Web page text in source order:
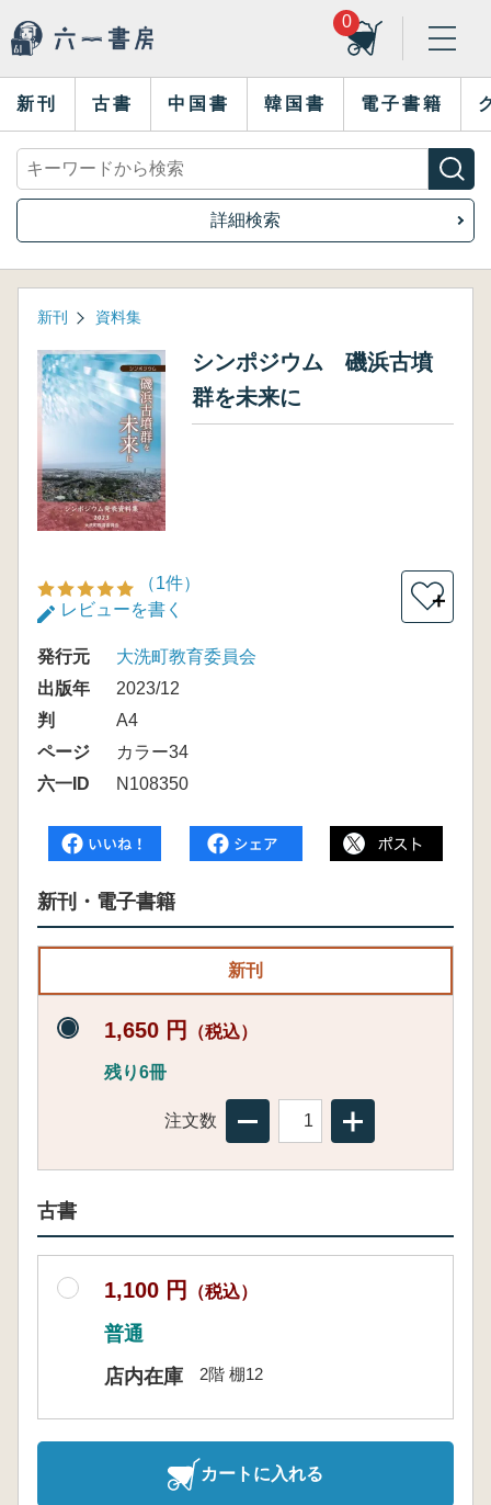
0
新刊 古書 中国書 韓国書 電子書籍
詳細検索
新刊 資料集
シンポジウム 磯浜古墳
群を未来に
（1件）
レビューを書く
＋
発行元
大洗町教育委員会
出版年
2023/12
判
A4
ページ
カラー34
六一ID
N108350
新刊・電子書籍
新刊
1,650 円 （税込）
残り6冊
注文数
古書
1,100 円 （税込）
普通
店内在庫
2階 棚12
カートに入れる